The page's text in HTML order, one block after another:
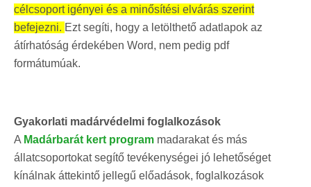
célcsoport igényei és a minősítési elvárás szerint
befejezni. Ezt segíti, hogy a letölthető adatlapok az
átírhatóság érdekében Word, nem pedig pdf
formátumúak.
Gyakorlati madárvédelmi foglalkozások
A Madárbarát kert program madarakat és más
állatcsoportokat segítő tevékenységei jó lehetőséget
kínálnak áttekintő jellegű előadások, foglalkozások